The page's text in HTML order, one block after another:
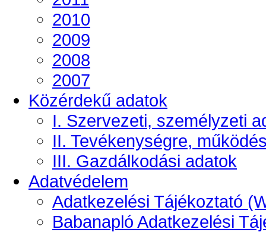
2010
2009
2008
2007
Közérdekű adatok
I. Szervezeti, személyzeti
II. Tevékenységre,
III. Gazdálkodási adatok
Adatvédelem
Adatkezelési Tájékoztató
Babanapló Adatkezelési